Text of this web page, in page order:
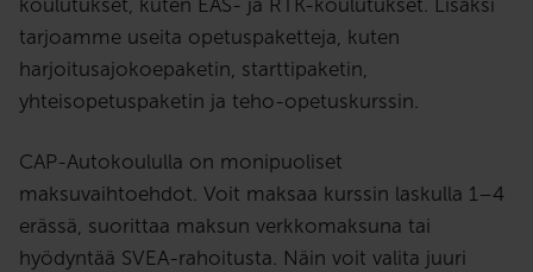
koulutukset, kuten EAS- ja RTK-koulutukset. Lisäksi
tarjoamme useita opetuspaketteja, kuten
harjoitusajokoepaketin, starttipaketin,
yhteisopetuspaketin ja teho-opetuskurssin.
CAP-Autokoululla on monipuoliset
maksuvaihtoehdot. Voit maksaa kurssin laskulla 1–4
erässä, suorittaa maksun verkkomaksuna tai
hyödyntää SVEA-rahoitusta. Näin voit valita juuri